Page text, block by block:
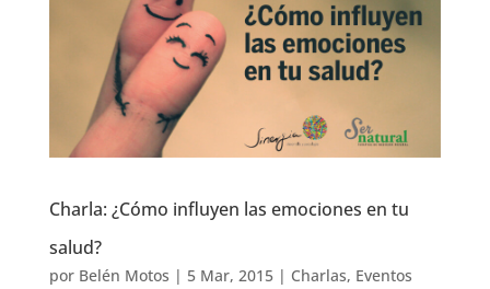
Charla: ¿Cómo influyen las emociones en tu
salud?
por Belén Motos | 5 Mar, 2015| Charlas, Eventos